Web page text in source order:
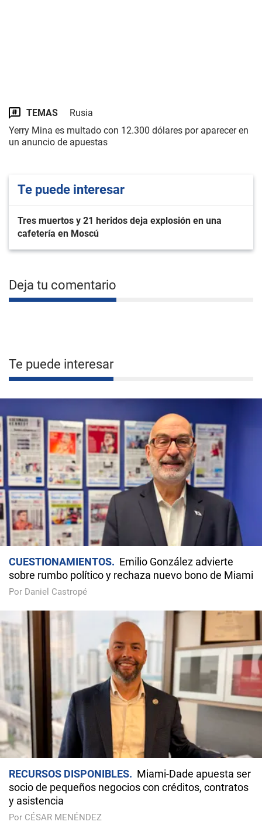
TEMAS
Rusia
Yerry Mina es multado con 12.300 dólares por aparecer en
un anuncio de apuestas
Te puede interesar
Tres muertos y 21 heridos deja explosión en una
cafetería en Moscú
Deja tu comentario
Te puede interesar
CUESTIONAMIENTOS
Emilio González advierte
sobre rumbo político y rechaza nuevo bono de Miami
Por Daniel Castropé
RECURSOS DISPONIBLES
Miami-Dade apuesta ser
socio de pequeños negocios con créditos, contratos
y asistencia
Por CÉSAR MENÉNDEZ